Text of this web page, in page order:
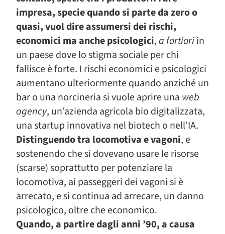
impresa, specie quando si parte da zero o
quasi, vuol dire assumersi dei rischi,
economici ma anche psicologici,a fortioriin
un paese dove lo stigma sociale per chi
fallisce è forte. I rischi economici e psicologici
aumentano ulteriormente quando anziché un
bar o una norcineria si vuole aprire una web
agency, un’azienda agricola bio digitalizzata,
una startup innovativa nel biotech o nell’IA.
Distinguendo tra locomotiva e vagoni, e
sostenendo che si dovevano usare le risorse
(scarse) soprattutto per potenziare la
locomotiva, ai passeggeri dei vagoni si è
arrecato, e si continua ad arrecare, un danno
psicologico, oltre che economico.
Quando, a partire dagli anni ’90, a causa